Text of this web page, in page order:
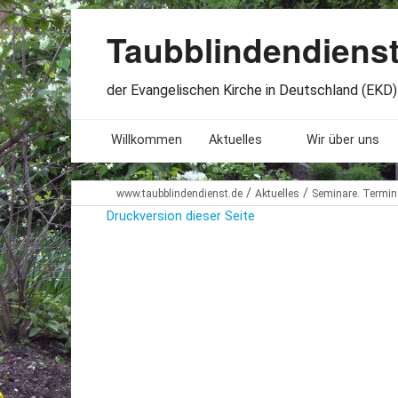
der Evangelischen Kirche in Deutschland (EKD)
Willkommen Aktuelles
Seminare. Termine
Öffnungszeiten
Wir über uns
Leitlinien
www.taubblindendienst.de / Aktuelles / Seminare.
Druckversion dieser Seite